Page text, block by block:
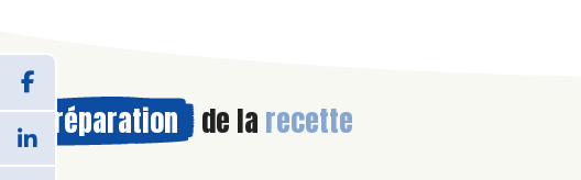
Préparation de la recette